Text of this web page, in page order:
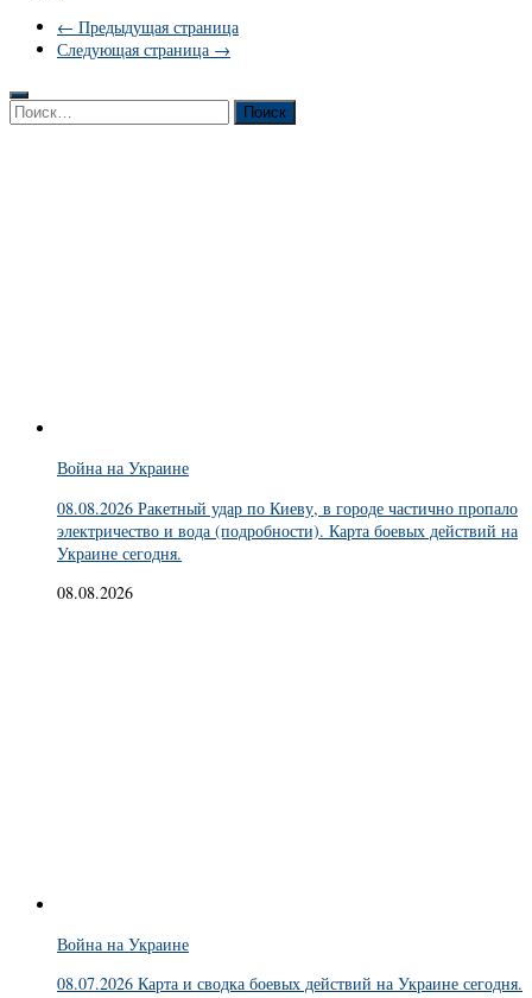
← Предыдущая страница
Следующая страница →
Найти:
Война на Украине
08.08.2026 Ракетный удар по Киеву, в городе частично пропало
электричество и вода (подробности). Карта боевых действий на
Украине сегодня.
08.08.2026
Война на Украине
08.07.2026 Карта и сводка боевых действий на Украине сегодня.